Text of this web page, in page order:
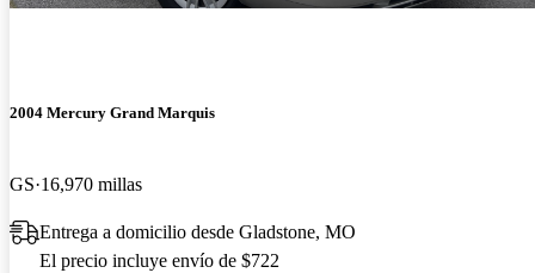
2004 Mercury Grand Marquis
GS 16,970 millas
Entrega a domicilio desde Gladstone, MO
El precio incluye envío de $722